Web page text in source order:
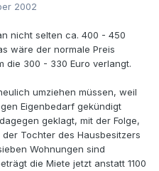
2002
nicht selten ca. 400 - 450
wäre der normale Preis
die 300 - 330 Euro verlangt.
umziehen müssen, weil
Eigenbedarf gekündigt
geklagt, mit der Folge,
Tochter des Hausbesitzers
Wohnungen sind
die Miete jetzt anstatt 1100